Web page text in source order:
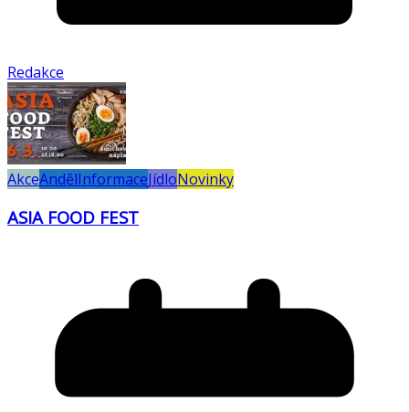
Redakce
AkceAndělInformaceJídloNovinky
ASIA FOOD FEST